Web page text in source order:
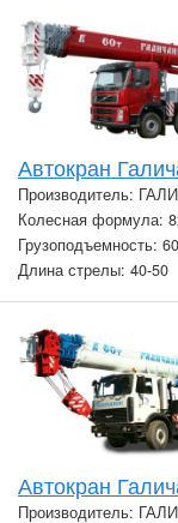
Автокран
Производитель:
Колесная формула:
Грузоподъемность: 60
Длина стрелы: 40-50
Автокран
Производитель: